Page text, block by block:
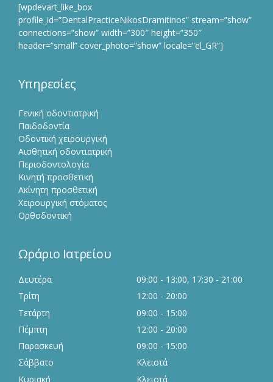
[wpdevart_like_box
profile_id=”DentalPracticeNikosDramitinos” stream=”show”
connections=”show” width=”300″ height=”350″
header=”small” cover_photo=”show” locale=”el_GR”]
Υπηρεσίες
Γενική οδοντιατρική
Παιδοδοντία
Οδοντική χειρουργική
Αισθητική οδοντιατρική
Περιοδοντολογία
Κινητή προσθετική
Ακίνητη προσθετική
Χειρουργική στόματος
Ορθοδοντική
Ωράριο Ιατρείου
Δευτέρα
09:00 - 13:00, 17:30 - 21:00
Τρίτη
12:00 - 20:00
Τετάρτη
09:00 - 15:00
Πέμπτη
12:00 - 20:00
Παρασκευή
09:00 - 15:00
Σάββατο
Κλειστά
Κυριακή
Κλειστά